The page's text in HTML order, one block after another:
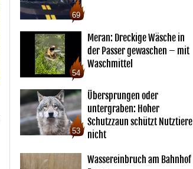
69
54
Meran: Dreckige Wäsche in
der Passer gewaschen – mit
Waschmittel
53
Übersprungen oder
untergraben: Hoher
Schutzzaun schützt Nutztiere
nicht
Wassereinbruch am Bahnhof